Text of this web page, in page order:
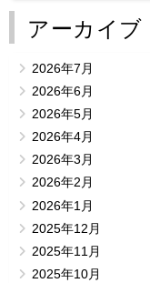
アーカイブ
2026年7月
2026年6月
2026年5月
2026年4月
2026年3月
2026年2月
2026年1月
2025年12月
2025年11月
2025年10月